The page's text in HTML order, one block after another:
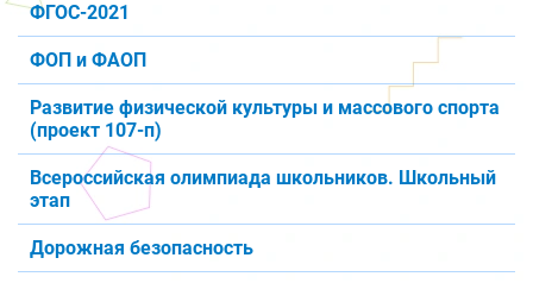
ФГОС-2021
ФОП и ФАОП
Развитие физической культуры и массового спорта
(проект 107-п)
Всероссийская олимпиада школьников. Школьный
этап
Дорожная безопасность